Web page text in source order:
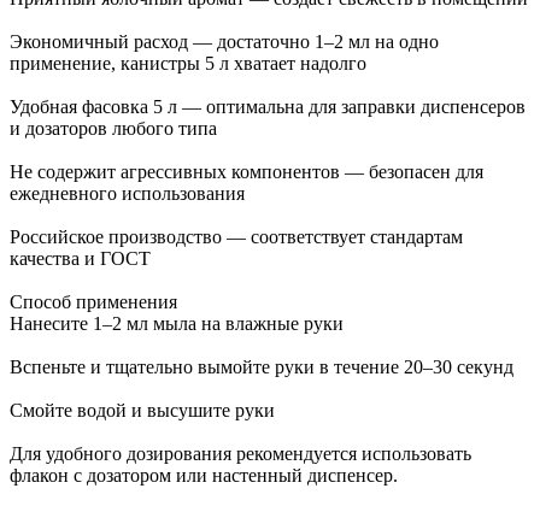
Экономичный расход — достаточно 1–2 мл на одно
применение, канистры 5 л хватает надолго
Удобная фасовка 5 л — оптимальна для заправки диспенсеров
и дозаторов любого типа
Не содержит агрессивных компонентов — безопасен для
ежедневного использования
Российское производство — соответствует стандартам
качества и ГОСТ
Способ применения
Нанесите 1–2 мл мыла на влажные руки
Вспеньте и тщательно вымойте руки в течение 20–30 секунд
Смойте водой и высушите руки
Для удобного дозирования рекомендуется использовать
флакон с дозатором или настенный диспенсер.